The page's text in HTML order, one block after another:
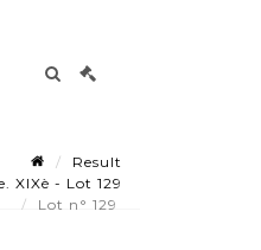
Result
XIXè - Lot 129
Lot n° 129